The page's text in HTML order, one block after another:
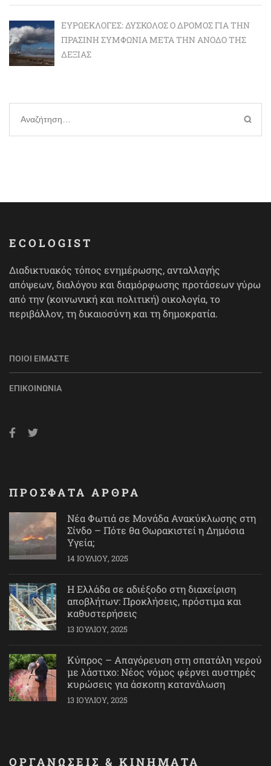
ΕΥΡΩΕΚΛΟΓΈΣ: ΔΎΣΚΟΛΟΣ Ο ΔΡΌΜΟΣ ΓΙΑ ΤΗΝ
ΠΡΆΣΙΝΗ ΣΥΜΦΩΝΊΑ ΜΕΤΆ ΤΗΝ ΆΝΟΔΟ ΤΗΣ
ΔΕΞΙΆΣ
Αναζήτηση
για:
ECOLOGIST
Διαδικτυακός τόπος ενημέρωσης, ανταλλαγής
απόψεων, διαλόγου και διαμόρφωσης προτάσεων γύρω
από την (κοινωνική και πολιτική) οικολογία, το
περιβάλλον, τη δικαιοσύνη και τη δημοκρατία.
ΠΟΙΟΙ ΕΊΜΑΣΤΕ
ΕΠΙΚΟΙΝΩΝΊΑ
ΠΡΟΣΦΑΤΑ ΑΡΘΡΑ
Νέα Φωτιά σε Μονάδα Ανακύκλωσης στη
Σίνδο – Πότε θα Θωρακιστεί η Δημόσια
Υγεία;
14 ΙΟΥΛΊΟΥ, 2025
Η Ελλάδα σε αδιέξοδο στη διαχείριση
αποβλήτων: Προκλήσεις, πρόστιμα και
καθυστερήσεις
13 ΙΟΥΛΊΟΥ, 2025
Κύπρος – Απαγόρευση στη σπατάλη νερού
με λάστιχο: Νέος νόμος φέρνει αυστηρές
κυρώσεις για άσκοπη κατανάλωση
13 ΙΟΥΛΊΟΥ, 2025
ΟΡΓΑΝΩΣΕΙΣ & ΚΙΝΗΜΑΤΑ